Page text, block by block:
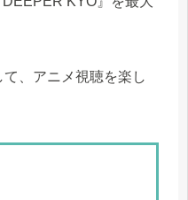
、アニメ視聴を楽し